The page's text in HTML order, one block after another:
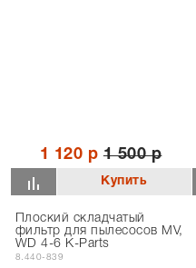
1 120 р 1 500 р
Плоский складчатый
фильтр для пылесосов MV,
WD 4-6 K-Parts
8.440-839